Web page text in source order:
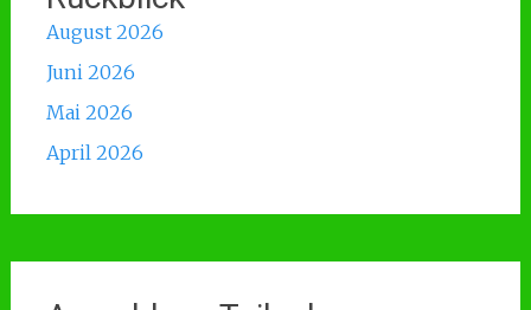
August 2026
Juni 2026
Mai 2026
April 2026